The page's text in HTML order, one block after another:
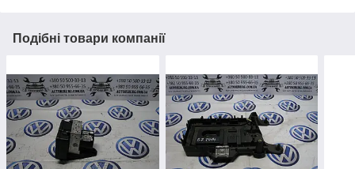
Подібні товари компанії